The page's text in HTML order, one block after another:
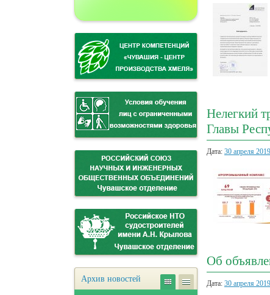
Архив новостей
Нелегкий
Главы
Дата: 30 апреля 2019
Об
Дата: 30 апреля 2019